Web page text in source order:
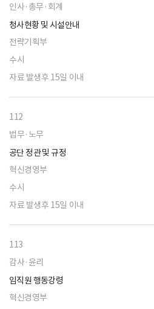
인사·총무·회계
청사현황 및 시설안내
전략기획부
수시
자료 발생후 15일 이내
112
법무·노무
공단 정관 및 규정
혁신경영부
수시
자료 발생후 15일 이내
113
감사·윤리
임직원 행동강령
혁신경영부